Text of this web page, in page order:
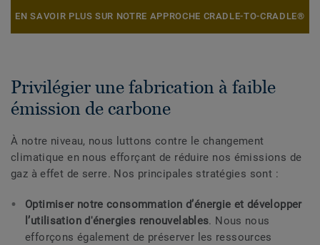
EN SAVOIR PLUS SUR NOTRE APPROCHE CRADLE-TO-CRADLE®
Privilégier une fabrication à faible
émission de carbone
À notre niveau, nous luttons contre le changement
climatique en nous efforçant de réduire nos émissions de
gaz à effet de serre. Nos principales stratégies sont :
Optimiser notre consommation d’énergie et développer
l’utilisation d'énergies renouvelables. Nous nous
efforçons également de préserver les ressources